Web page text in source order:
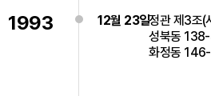
1993 12월 23일정관 제3조(
성북동
화정동 146-